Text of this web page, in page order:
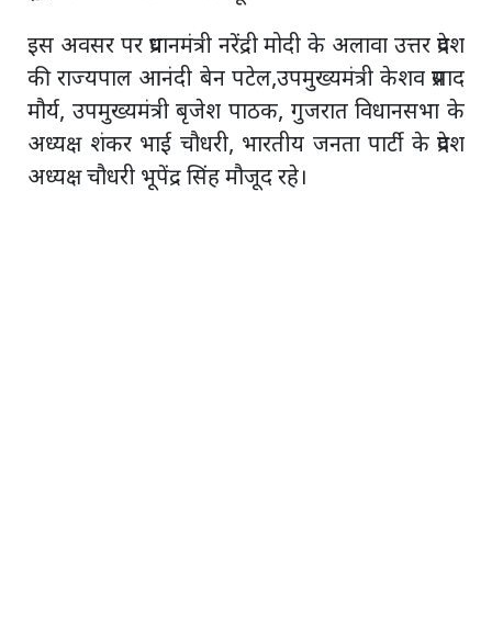
इस अवसर पर प्रधानमंत्री नरेंद्री मोदी के अलावा उत्तर प्रदेश
की राज्यपाल आनंदी बेन पटेल,उपमुख्यमंत्री केशव प्रसाद
मौर्य, उपमुख्यमंत्री बृजेश पाठक, गुजरात विधानसभा के
अध्यक्ष शंकर भाई चौधरी, भारतीय जनता पार्टी के प्रदेश
अध्यक्ष चौधरी भूपेंद्र सिंह मौजूद रहे।